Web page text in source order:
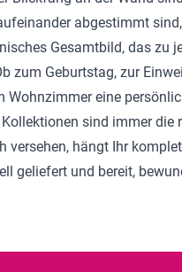
abgestimmt
Gesamtbild, das zu
zum Geburtstag, zur
Wohnzimmer eine
sind immer die
versehen, hängt Ihr
geliefert und bereit,